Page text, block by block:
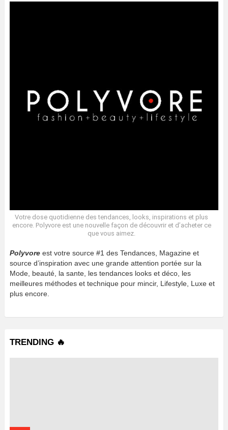
Votre dose quotidienne des tendances, looks, inspirations et plus
encore. Polyvore est une nouvelle façon de découvrir et d’acheter ce
que vous aimez.
Polyvore est votre source #1 des Tendances, Magazine et
source d’inspiration avec une grande attention portée sur la
Mode, beauté, la sante, les tendances looks et déco, les
meilleures méthodes et technique pour mincir, Lifestyle, Luxe et
plus encore.
TRENDING 🔥